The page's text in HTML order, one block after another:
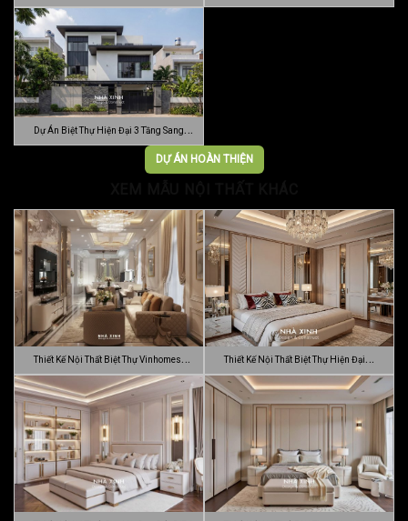
…
Dự Án Biệt Thự Hiện Đại 3 Tầng Sang
DỰ ÁN HOÀN THIỆN
Thiết Kế Nội Thất Biệt Thự Vinhomes
Gran…
Thiết Kế Nội Thất Biệt Thự Hiện Đại
Sang…